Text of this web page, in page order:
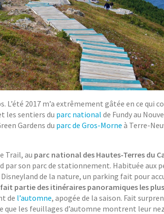
2017 m’a extrêmement gâtée en ce qui
les sentiers du parc national de Fundy au
Gardens du parc de Gros-Morne à Terre-
Trail, au parc national des Hautes-Terres du
par son parc de stationnement. Habituée aux
de la nature, un parking fait pour
partie des itinéraires panoramiques les
de l’automne, apogée de la saison. Fait
que les feuillages d’automne montrent leur